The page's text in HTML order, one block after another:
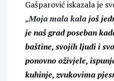
Gašparović iskazala je
„Moja mala kalajoš
je naš grad poseban
baštine, svojih ljudi i
ponovno oživjele,
kuhinje, zvukovima